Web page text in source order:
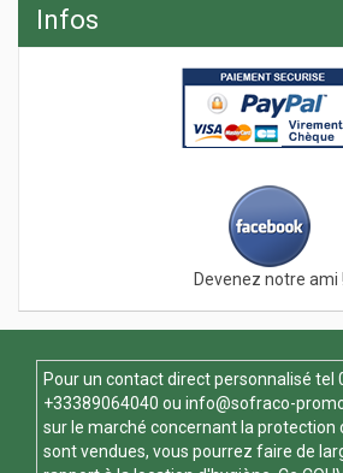
Infos
Devenez notre ami !
Pour un contact direct personnalisé tel
+33389064040 ou info@sofraco-
sur le marché concernant la protection
sont vendues, vous pourrez faire de